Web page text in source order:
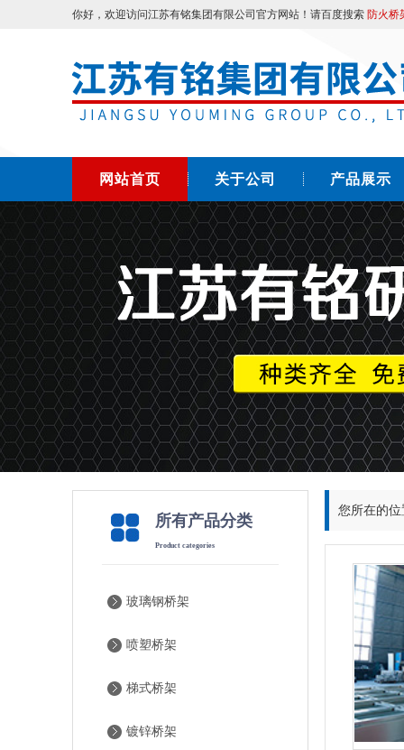
你好，欢迎访问江苏有铭集团有限公司官方网站！请百度搜索 防火桥
网站首页 关于公司 产品展示
所有产品分类
Product categories
玻璃钢桥架
喷塑桥架
梯式桥架
镀锌桥架
您所在的位